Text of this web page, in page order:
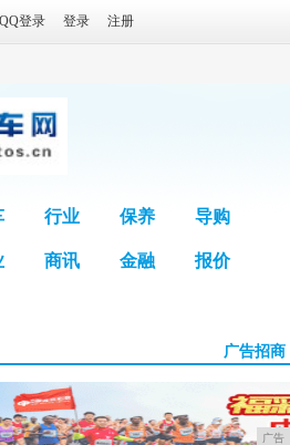
QQ登录 登录 注册
行业 保养 导购
商讯 金融 报价
广告招商
广告